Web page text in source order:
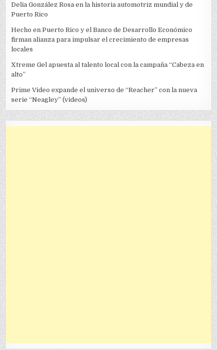
Delia González Rosa en la historia automotriz mundial y de
Puerto Rico
Hecho en Puerto Rico y el Banco de Desarrollo Económico
firman alianza para impulsar el crecimiento de empresas
locales
Xtreme Gel apuesta al talento local con la campaña “Cabeza en
alto”
Prime Video expande el universo de “Reacher” con la nueva
serie “Neagley” (videos)